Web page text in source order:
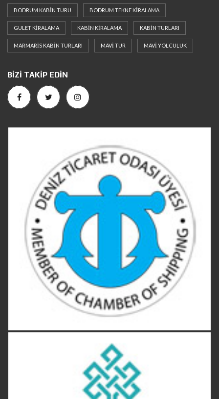
BODRUM KABIN TURU BODRUM TEKNE KIRALAMA
GULET KIRALAMA KABIN KIRALAMA KABIN TURLARI
MARMARIS KABIN TURLARI MAVI TUR MAVI YOLCULUK
BIZI TAKIP EDIN